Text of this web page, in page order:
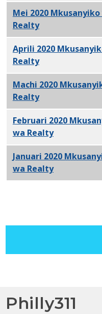
Mei 2020
RealtyPDF
Aprili 2020
RealtyPDF
Machi 2020
RealtyPDF
Februari 2020
wa RealtyPDF
Januari 2020
wa RealtyPDF
Philly311